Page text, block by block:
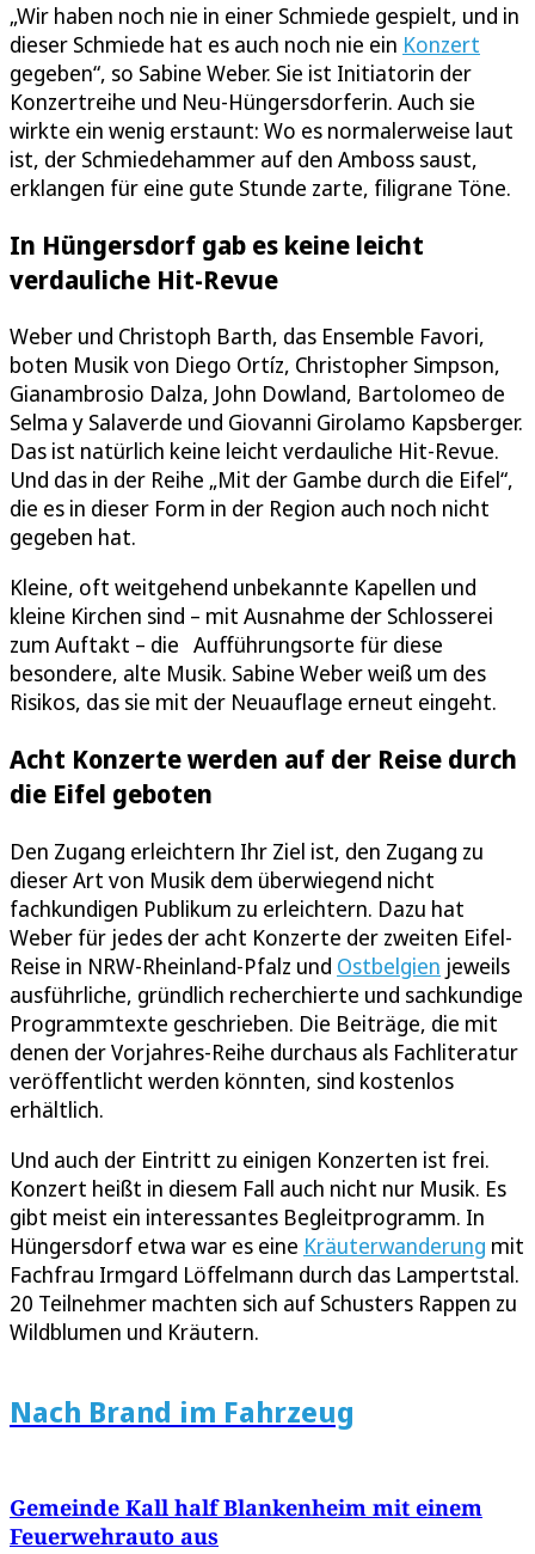
„Wir haben noch nie in einer Schmiede gespielt, und in
dieser Schmiede hat es auch noch nie ein Konzert
gegeben“, so Sabine Weber. Sie ist Initiatorin der
Konzertreihe und Neu-Hüngersdorferin. Auch sie
wirkte ein wenig erstaunt: Wo es normalerweise laut
ist, der Schmiedehammer auf den Amboss saust,
erklangen für eine gute Stunde zarte, filigrane Töne.
In Hüngersdorf gab es keine leicht
verdauliche Hit-Revue
Weber und Christoph Barth, das Ensemble Favori,
boten Musik von Diego Ortíz, Christopher Simpson,
Gianambrosio Dalza, John Dowland, Bartolomeo de
Selma y Salaverde und Giovanni Girolamo Kapsberger.
Das ist natürlich keine leicht verdauliche Hit-Revue.
Und das in der Reihe „Mit der Gambe durch die Eifel“,
die es in dieser Form in der Region auch noch nicht
gegeben hat.
Kleine, oft weitgehend unbekannte Kapellen und
kleine Kirchen sind – mit Ausnahme der Schlosserei
zum Auftakt – die Aufführungsorte für diese
besondere, alte Musik. Sabine Weber weiß um des
Risikos, das sie mit der Neuauflage erneut eingeht.
Acht Konzerte werden auf der Reise durch
die Eifel geboten
Den Zugang erleichtern Ihr Ziel ist, den Zugang zu
dieser Art von Musik dem überwiegend nicht
fachkundigen Publikum zu erleichtern. Dazu hat
Weber für jedes der acht Konzerte der zweiten Eifel-
Reise in NRW-Rheinland-Pfalz und Ostbelgien jeweils
ausführliche, gründlich recherchierte und sachkundige
Programmtexte geschrieben. Die Beiträge, die mit
denen der Vorjahres-Reihe durchaus als Fachliteratur
veröffentlicht werden könnten, sind kostenlos
erhältlich.
Und auch der Eintritt zu einigen Konzerten ist frei.
Konzert heißt in diesem Fall auch nicht nur Musik. Es
gibt meist ein interessantes Begleitprogramm. In
Hüngersdorf etwa war es eine Kräuterwanderung mit
Fachfrau Irmgard Löffelmann durch das Lampertstal.
20 Teilnehmer machten sich auf Schusters Rappen zu
Wildblumen und Kräutern.
Nach Brand im Fahrzeug
Gemeinde Kall half Blankenheim mit einem
Feuerwehrauto aus